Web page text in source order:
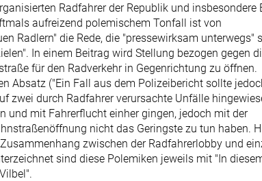
Radfahrer der Republik und insbesondere
aufreizend polemischem Tonfall ist von
Radlern" die Rede, die "pressewirksam unterwegs"
In einem Beitrag wird Stellung bezogen gegen
für den Radverkehr in Gegenrichtung zu öffnen.
Absatz ("Ein Fall aus dem Polizeibericht sollte
zwei durch Radfahrer verursachte Unfälle
und mit Fahrerflucht einher gingen, jedoch mit der
nicht das Geringste zu tun haben.
zwischen der Radfahrerlobby und
sind diese Polemiken jeweils mit "In